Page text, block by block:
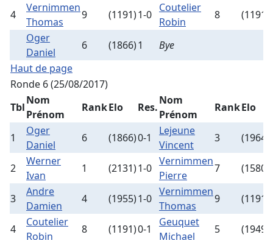
4
Vernimmen
Thomas
9 (1191)1-0
Coutelier
Robin
8
(1191)
Oger
Daniel
6 (1866)1
Bye
Haut de page
Ronde 6 (25/08/2017)
Tbl
Nom
Prénom
RankElo Res.
Nom
Prénom
RankElo
1
Oger
Daniel
6 (1866)0-1
Lejeune
Vincent
3 (1964)
2
Werner
Ivan
1 (2131)1-0
Vernimmen
Pierre
7 (1580)
3
Andre
Damien
4 (1955)1-0
Vernimmen
Thomas
9 (1191)
4
Coutelier
Robin
8 (1191)0-1
Geuquet
Michael
5
(1949)